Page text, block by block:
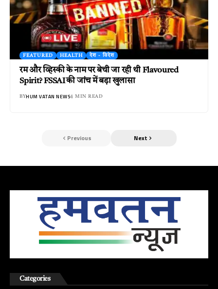
FEATURED HEALTH देश - विदेश
रम और व्हिस्की के नाम पर बेची जा रही थी Flavoured
Spirit? FSSAI की जांच में बड़ा खुलासा
BYHUM VATAN NEWS4 MIN READ
Previous Next
Categories